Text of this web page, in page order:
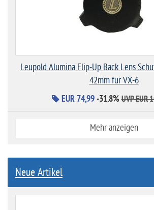
Leupold Alumina Flip-Up Back Lens
42mm für VX-6
EUR 74,99 -31.8% UVP EUR
Mehr anzeigen
Neue Artikel